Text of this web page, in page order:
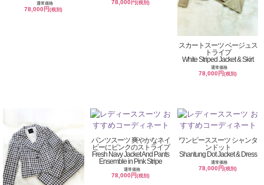
通常価格
78,000円(税別)
78,000円(税別)
スカートスーツ ベージュス
トライプ
White Striped Jacket & Skirt
通常価格
78,000円(税別)
パンツスーツ 爽やかなネイ
ビーにピンクのストライプ
Fresh Navy Jacket And Pants
Ensemble in Pink Stripe
通常価格
78,000円(税別)
ワンピーススーツ シャンタ
ンドット
Shantung Dot Jacket & Dress
通常価格
78,000円(税別)